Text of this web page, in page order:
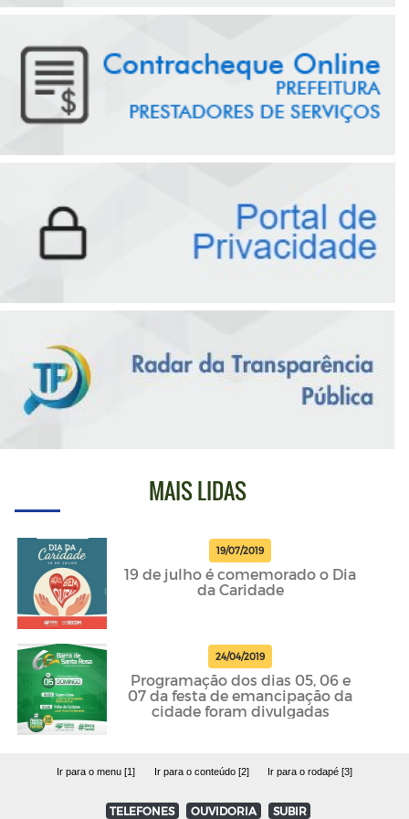
MAIS LIDAS
19/07/2019
19 de julho é comemorado o Dia
da Caridade
24/04/2019
Programação dos dias 05, 06 e
07 da festa de emancipação da
cidade foram divulgadas
Ir para o menu [1] Ir para o conteúdo [2] Ir para o rodapé [3]
TELEFONES OUVIDORIA SUBIR